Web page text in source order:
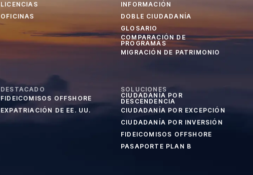
LICENCIAS
OFICINAS
INFORMACIÓN
DOBLE CIUDADANÍA
GLOSARIO
COMPARACIÓN DE
PROGRAMAS
MIGRACIÓN DE PATRIMONIO
DESTACADO
FIDEICOMISOS OFFSHORE
EXPATRIACIÓN DE EE. UU.
SOLUCIONES
CIUDADANÍA POR
DESCENDENCIA
CIUDADANÍA POR EXCEPCIÓN
CIUDADANÍA POR INVERSIÓN
FIDEICOMISOS OFFSHORE
PASAPORTE PLAN B